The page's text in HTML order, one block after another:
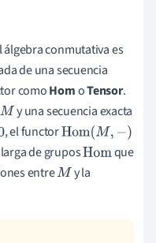
conmutativa es
de una secuencia
comoHomoTensor.
M y una secuencia exacta
, el functorHom(M,−)
de gruposHom que
entreM y la